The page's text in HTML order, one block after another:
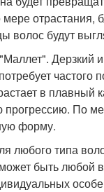
отрастания,
волос будут
Дерзкий
частого
в плавный
прогрессию. По
форму.
любого типа
быть любой